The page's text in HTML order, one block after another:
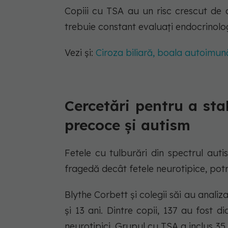
Copiii cu TSA au un risc crescut
trebuie constant evaluați
Vezi și: Ciroza biliară, boala
Cercetări pentru a
precoce și autism
Fetele cu tulburări din spectrul
fragedă decât fetele neurotipice,
Blythe Corbett și colegii săi au
și 13 ani. Dintre copii, 137 au fost